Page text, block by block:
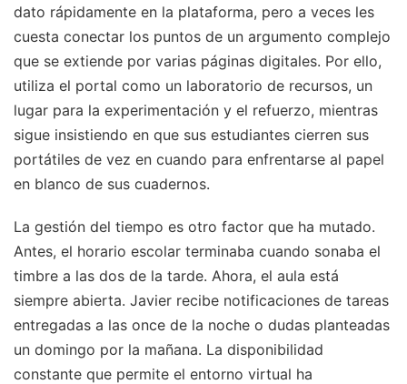
dato rápidamente en la plataforma, pero a veces les
cuesta conectar los puntos de un argumento complejo
que se extiende por varias páginas digitales. Por ello,
utiliza el portal como un laboratorio de recursos, un
lugar para la experimentación y el refuerzo, mientras
sigue insistiendo en que sus estudiantes cierren sus
portátiles de vez en cuando para enfrentarse al papel
en blanco de sus cuadernos.
La gestión del tiempo es otro factor que ha mutado.
Antes, el horario escolar terminaba cuando sonaba el
timbre a las dos de la tarde. Ahora, el aula está
siempre abierta. Javier recibe notificaciones de tareas
entregadas a las once de la noche o dudas planteadas
un domingo por la mañana. La disponibilidad
constante que permite el entorno virtual ha